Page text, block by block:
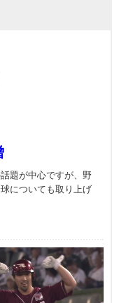
題が中心ですが、野
についても取り上げ